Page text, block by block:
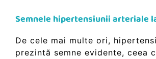
Semnele hipertensiunii arteriale
De cele mai multe ori,
prezintă semne evidente, ceea